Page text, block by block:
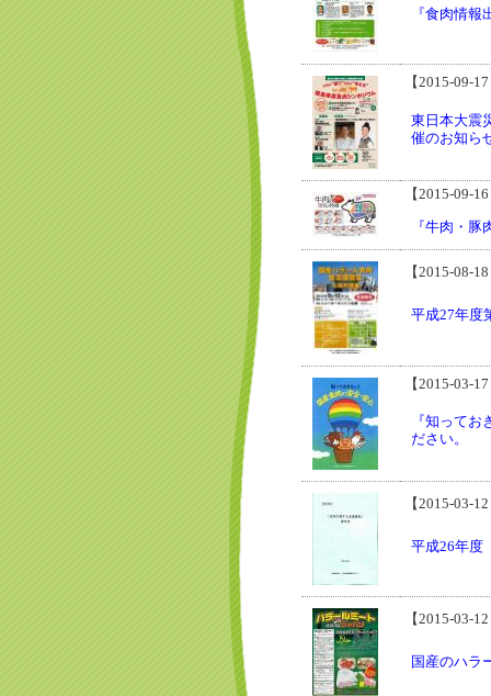
『食肉情
【2015-09-
東日本大震
催のお知ら
【2015-09-
『牛肉・
【2015-08-
平成27年度
【2015-03-
『知って
ださい。
【2015-03-
平成26年度
【2015-03-
国産のハラ